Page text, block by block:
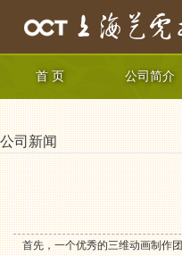
首 页 公司简介
公司新闻
首先，一个优秀的三维动画制作